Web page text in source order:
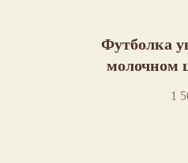
Футболка
молочном
1